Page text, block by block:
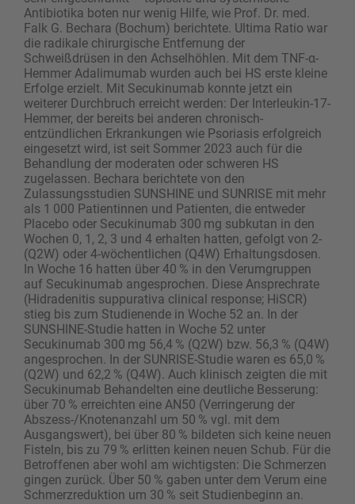
Antibiotika boten nur wenig Hilfe, wie Prof. Dr. med.
Falk G. Bechara (Bochum) berichtete. Ultima Ratio war
die radikale chirurgische Entfernung der
Schweißdrüsen in den Achselhöhlen. Mit dem TNF-α-
Hemmer Adalimumab wurden auch bei HS erste kleine
Erfolge erzielt. Mit Secukinumab konnte jetzt ein
weiterer Durchbruch erreicht werden: Der Interleukin-17-
Hemmer, der bereits bei anderen chronisch-
entzündlichen Erkrankungen wie Psoriasis erfolgreich
eingesetzt wird, ist seit Sommer 2023 auch für die
Behandlung der moderaten oder schweren HS
zugelassen. Bechara berichtete von den
Zulassungsstudien SUNSHINE und SUNRISE mit mehr
als 1 000 Patientinnen und Patienten, die entweder
Placebo oder Secukinumab 300 mg subkutan in den
Wochen 0, 1, 2, 3 und 4 erhalten hatten, gefolgt von 2-
(Q2W) oder 4-wöchentlichen (Q4W) Erhaltungsdosen.
In Woche 16 hatten über 40 % in den Verumgruppen
auf Secukinumab angesprochen. Diese Ansprechrate
(Hidradenitis suppurativa clinical re­sponse; HiSCR)
stieg bis zum Studienende in Woche 52 an. In der
SUNSHINE-Studie hatten in Woche 52 unter
Secukinumab 300 mg 56,4 % (Q2W) bzw. 56,3 % (Q4W)
angesprochen. In der SUNRISE-Studie waren es 65,0 %
(Q2W) und 62,2 % (Q4W). Auch klinisch zeigten die mit
Secukinumab Behandelten eine deutliche Besserung:
über 70 % erreichten eine AN50 (Verringerung der
Abszess-/Knotenanzahl um 50 % vgl. mit dem
Ausgangswert), bei über 80 % bildeten sich keine neuen
Fisteln, bis zu 79 % erlitten keinen neuen Schub. Für die
Betroffenen aber wohl am wichtigsten: Die Schmerzen
gingen zurück. Über 50 % gaben unter dem Verum eine
Schmerzreduktion um 30 % seit Studienbeginn an.